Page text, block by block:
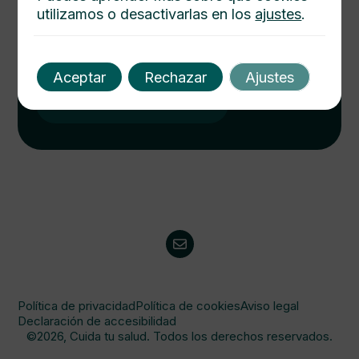
Cuida tu salud hoy
consejos médicos. Salud integral al alcance de un
click. Consulta y protege a tu familia.
Política de privacidadPolítica de cookiesAviso legal
Declaración de accesibilidad
©2026, Cuida tu salud. Todos los derechos reservados.
utilizamos o desactivarlas en los ajustes.
Aceptar Rechazar Ajustes